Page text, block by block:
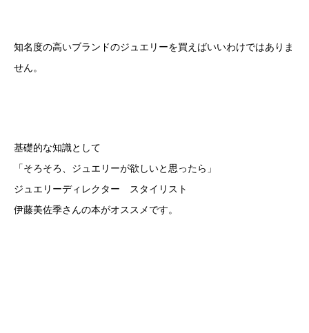
知名度の高いブランドのジュエリーを買えばいいわけではありま
せん。
基礎的な知識として
「そろそろ、ジュエリーが欲しいと思ったら」
ジュエリーディレクター スタイリスト
伊藤美佐季さんの本がオススメです。